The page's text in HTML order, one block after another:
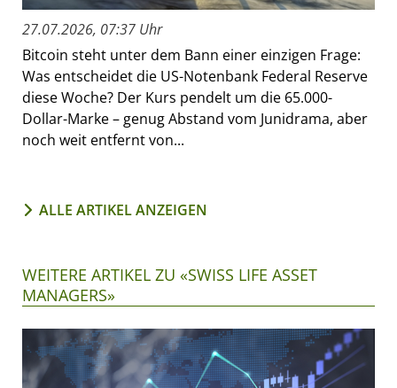
27.07.2026, 07:37 Uhr
Bitcoin steht unter dem Bann einer einzigen Frage:
Was entscheidet die US-Notenbank Federal Reserve
diese Woche? Der Kurs pendelt um die 65.000-
Dollar-Marke – genug Abstand vom Junidrama, aber
noch weit entfernt von...
ALLE ARTIKEL ANZEIGEN
WEITERE ARTIKEL ZU «SWISS LIFE ASSET
MANAGERS»